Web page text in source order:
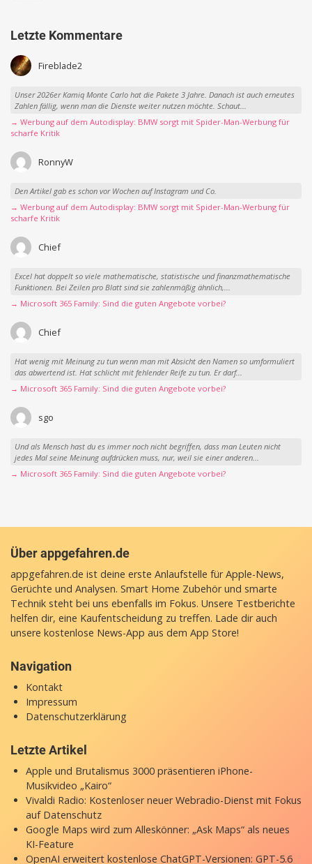
Letzte Kommentare
Fireblade2
Unser 2026er Kamiq Monte Carlo hat die Pakete 3 Jahre. Danach ist auch erneutes
Zahlen fällig, wenn man die Dienste weiter nutzen möchte. Schaut...
→ Werbung auf dem Autodisplay: BMW sorgt mit Spider-Man-Werbung für
scharfe Kritik
RonnyW
Den Artikel gab es schon vor Wochen auf Instagram und Co.
→ Werbung auf dem Autodisplay: BMW sorgt mit Spider-Man-Werbung für
scharfe Kritik
Chief
Excel hat doppelt so viele mathematische, statistische und finanzmathematische
Funktionen. Bei Zeilen pro Blatt sind sie zahlenmäßig ähnlich,...
→ Microsoft 365 Family: Sind die guten Angebote vorbei?
Chief
Hat wenig mit Meinung zu tun wenn man mit Absicht den Namen so umformuliert
das abwertend ist. Hat schlicht mit fehlender Reife zu tun. Er darf...
→ Microsoft 365 Family: Sind die guten Angebote vorbei?
sgo
Und als Mensch hast du es immer noch nicht begriffen, dass man Leuten nicht
jedes Mal seine Meinung aufdrücken muss, nur, weil sie einer anderen...
→ Microsoft 365 Family: Sind die guten Angebote vorbei?
Über appgefahren.de
appgefahren.de ist deine erste Anlaufstelle für Apple-News,
Gerüchte und Analysen. Smart Home Zubehör und smarte
Technik steht bei uns ebenfalls im Fokus. Unsere Testberichte
helfen dir, eine Kaufentscheidung zu treffen. Lade dir auch
unsere kostenlose News-App aus dem App Store!
Navigation
Kontakt
Impressum
Datenschutzerklärung
Letzte Artikel
Apple und Brutalismus 3000 präsentieren iPhone-
Musikvideo „Kairo“
Vivaldi Radio: Kostenloser neuer Webradio-Dienst mit Fokus
auf Datenschutz
Google Maps wird zum Alleskönner: „Ask Maps“ als neues
KI-Feature
OpenAI erweitert kostenlose ChatGPT-Versionen: GPT-5.6